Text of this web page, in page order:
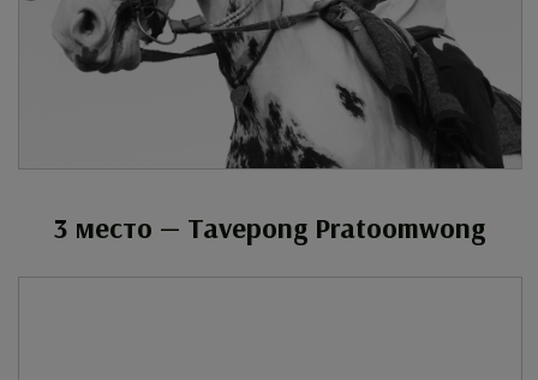
3 место — Tavepong Pratoomwong